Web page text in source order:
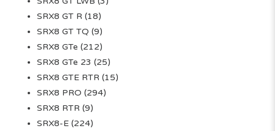
SRX8 GT R (18)
SRX8 GT TQ (9)
SRX8 GTe (212)
SRX8 GTe 23 (25)
SRX8 GTE RTR (15)
SRX8 PRO (294)
SRX8 RTR (9)
SRX8-E (224)